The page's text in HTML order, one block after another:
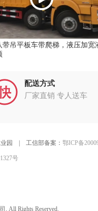
带吊平板车带爬梯，液压加宽
配送方式
厂家直销 专人送车
业园 | 工信部备案： 鄂ICP备
号
, All Rights Reserved.